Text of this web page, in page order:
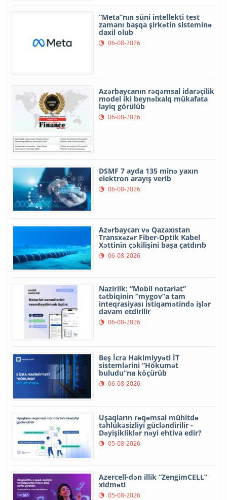
“Meta”nın süni intellekti test
zamanı başqa şirkətin sisteminə
daxil olub
06-08-2026
Azərbaycanın rəqəmsal idarəçilik
model iki beynəlxalq mükafata
layiq görülüb
06-08-2026
DSMF 7 ayda 135 minə yaxın
elektron arayış verib
06-08-2026
Azərbaycan və Qazaxıstan
Transxəzər Fiber-Optik Kabel
Xəttinin çəkilişini başa çatdırıb
06-08-2026
Nazirlik: “Mobil notariat”
tətbiqinin “mygov”a tam
inteqrasiyası istiqamətində işlər
davam etdirilir
06-08-2026
Beş İcra Hakimiyyəti İT
sistemlərini “Hökumət
buludu”na köçürüb
06-08-2026
Uşaqların rəqəmsal mühitdə
təhlükəsizliyi gücləndirilir -
Dəyişikliklər nəyi ehtiva edir?
05-08-2026
Azercell-dən illik “ZengimCELL”
xidməti
05-08-2026